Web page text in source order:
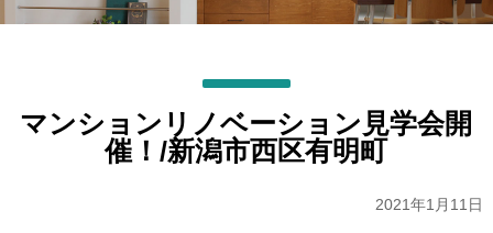
マンションリノベーション見学会開
催！/新潟市西区有明町
2021年1月11日